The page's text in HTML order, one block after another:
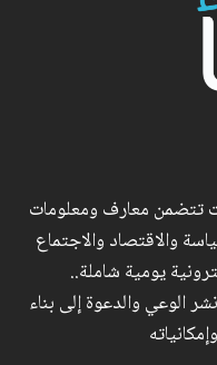
تتضمن معارف ومعلومات
والاقتصاد والاجتماع
يومية شاملة..
الوعي والدعوة إلى بناء